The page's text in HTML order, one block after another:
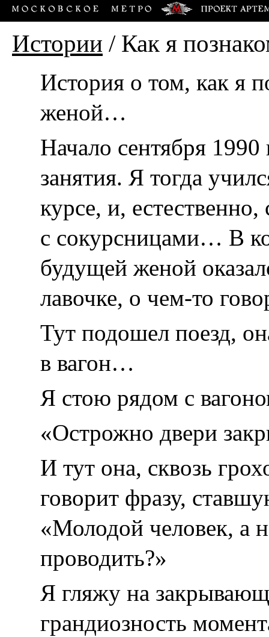
Истории / Как я
История о том, как я
женой…
Начало сентября 1990
занятия. Я тогда
курсе, и, естественно,
с сокурсницами… В
будущей женой
лавочке, о чем-то
Тут подошел поезд,
в вагон…
Я стою рядом с
«Острожно двери
И тут она, сквозь
говорит фразу,
«Молодой человек, а
проводить?»
Я гляжу на
грандиозность